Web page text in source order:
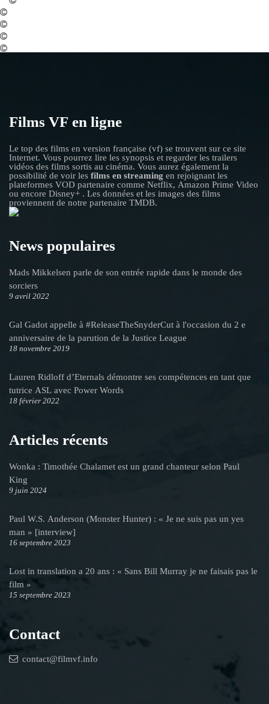
Films VF en ligne
Le top des films en version française (vf) se trouvent sur ce site
Internet. Vous pourrez lire les synopsis et regarder les trailers
vidéos des films sortis au cinéma. Vous aurez également la
possibilité de voir les films en streaming en rejoignant les
plateformes VOD partenaire comme Netflix, Amazon Prime Video
ou encore Disney+ . Les données et les images des films
proviennent de notre partenaire TMDB.
News populaires
Mads Mikkelsen parle de son entrée rapide dans le monde des
sorciers
9 avril 2022
Gal Gadot appelle à #ReleaseTheSnyderCut à l'occasion du 2 e
anniversaire de la parution de la Justice League
18 novembre 2019
Lauren Ridloff d’Eternals démontre ses compétences en tant que
tutrice ASL avec Power Words
18 février 2022
Articles récents
Wonka : Timothée Chalamet est un grand chanteur selon Paul
King
9 juin 2024
Paul W.S. Anderson (Monster Hunter) : « Je ne suis pas un yes
man » [interview]
16 septembre 2023
Lost in translation a 20 ans : « Sans Bill Murray je ne faisais pas le
film »
15 septembre 2023
Contact
contact@filmvf.info